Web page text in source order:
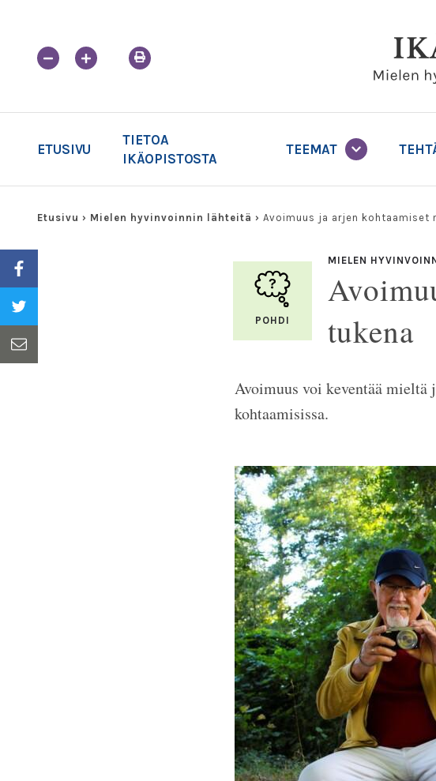
ETUSIVU
TIETOA
IKÄOPISTOSTA
TEEMAT
Etusivu › Mielen hyvinvoinnin lähteitä › Avoimuus ja arjen kohtaamiset
POHDI
MIELEN
tukena
Avoimuus voi keventää mieltä
kohtaamisissa.